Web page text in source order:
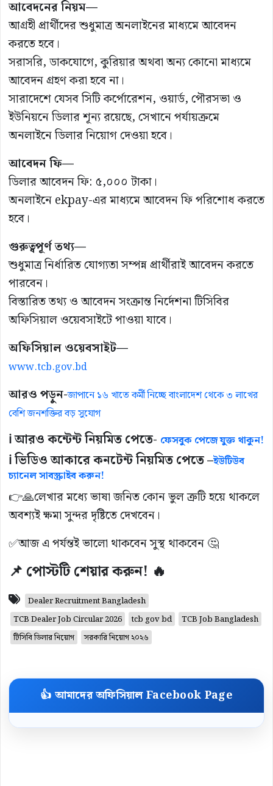
আবেদনের নিয়ম—
আগ্রহী প্রার্থীদের শুধুমাত্র অনলাইনের মাধ্যমে আবেদন
করতে হবে।
সরাসরি, ডাকযোগে, কুরিয়ার অথবা অন্য কোনো মাধ্যমে
আবেদন গ্রহণ করা হবে না।
সারাদেশে যেসব সিটি কর্পোরেশন, ওয়ার্ড, পৌরসভা ও
ইউনিয়নে ডিলার শূন্য রয়েছে, সেখানে পর্যায়ক্রমে
অনলাইনে ডিলার নিয়োগ দেওয়া হবে।
আবেদন ফি—
ডিলার আবেদন ফি: ৫,০০০ টাকা।
অনলাইনে ekpay-এর মাধ্যমে আবেদন ফি পরিশোধ করতে
হবে।
গুরুত্বপূর্ণ তথ্য—
শুধুমাত্র নির্ধারিত যোগ্যতা সম্পন্ন প্রার্থীরাই আবেদন করতে
পারবেন।
বিস্তারিত তথ্য ও আবেদন সংক্রান্ত নির্দেশনা টিসিবির
অফিসিয়াল ওয়েবসাইটে পাওয়া যাবে।
অফিসিয়াল ওয়েবসাইট—
www.tcb.gov.bd
আরও পড়ুন-জাপানে ১৬ খাতে কর্মী নিচ্ছে বাংলাদেশ থেকে ৩ লাখের
বেশি জনশক্তির বড় সুযোগ
ℹ️ আরও কন্টেন্ট নিয়মিত পেতে- ফেসবুক পেজে যুক্ত থাকুন!
ℹ️ ভিডিও আকারে কনটেন্ট নিয়মিত পেতে –ইউটিউব
চ্যানেল সাবস্ক্রাইব করুন!
👉🙏লেখার মধ্যে ভাষা জনিত কোন ভুল ত্রুটি হয়ে থাকলে
অবশ্যই ক্ষমা সুন্দর দৃষ্টিতে দেখবেন।
✅আজ এ পর্যন্তই ভালো থাকবেন সুস্থ থাকবেন 🤔
📌 পোস্টটি শেয়ার করুন! 🔥
Dealer Recruitment Bangladesh
TCB Dealer Job Circular 2026
tcb gov bd
TCB Job Bangladesh
টিসিবি ডিলার নিয়োগ
সরকারি নিয়োগ ২০২৬
👍 আমাদের অফিসিয়াল Facebook Page